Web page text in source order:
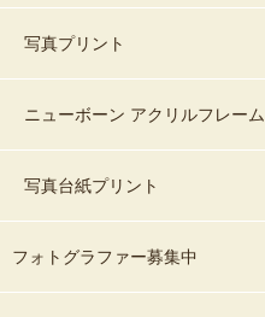
写真プリント
ニューボーン アクリルフレーム
写真台紙プリント
フォトグラファー募集中